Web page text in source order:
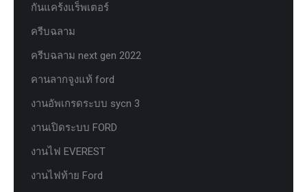
กันแคร้งแร็พเตอร์
ครีบฉลาม
ครีบฉลาม next gen 2022
คานลากจูงแท้ ford
งานอัพเกรดระบบ sycn 3
งานเปิดระบบ FORD
งานไฟ EVEREST
งานไฟท้าย Ford